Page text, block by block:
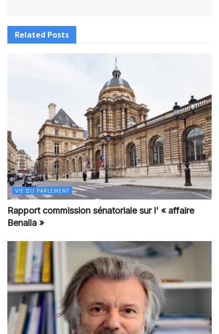
Related Posts
VIE DU PARLEMENT
Rapport commission sénatoriale sur l’ « affaire
Benalla »